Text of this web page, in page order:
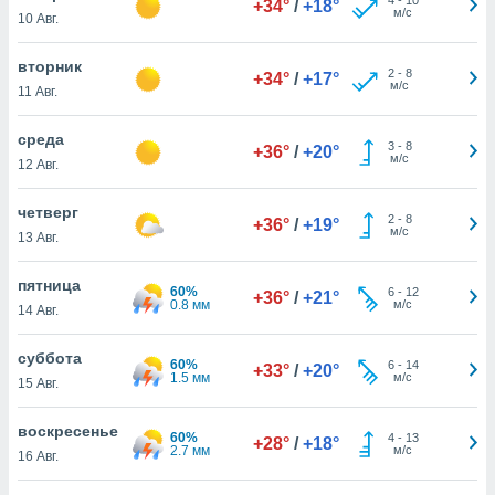
действия
рекламу
нашей
cookie
cookie
в
нашего
10 Авг.
+34° / +18°
м/с
вторник
11 Авг.
+34° / +17° 2- 8
м/с
среда
12 Авг.
+36° / +20° 3- 8
м/с
четверг
13 Авг.
+36° / +19° 2- 8
м/с
пятница
14 Авг.
60%
0.8 мм
+36° / +21° 6- 12
м/с
суббота
15 Авг.
60%
1.5 мм
+33° / +20° 6- 14
м/с
воскресенье
16 Авг.
60%
2.7 мм
+28° / +18° 4- 13
м/с